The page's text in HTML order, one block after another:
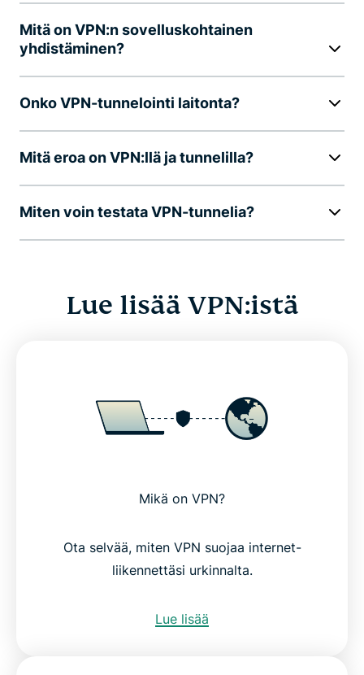
Mitä on VPN:n sovelluskohtainen
yhdistäminen?
Onko VPN-tunnelointi laitonta?
Mitä eroa on VPN:llä ja tunnelilla?
Miten voin testata VPN-tunnelia?
Lue lisää VPN:istä
Mikä on VPN?
Ota selvää, miten VPN suojaa internet-
liikennettäsi urkinnalta.
Lue lisää